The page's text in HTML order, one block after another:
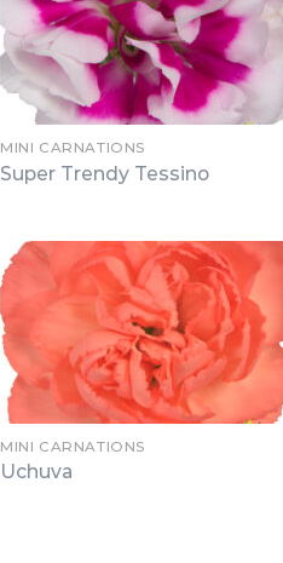
MINI CARNATIONS
Super Trendy Tessino
MINI CARNATIONS
Uchuva